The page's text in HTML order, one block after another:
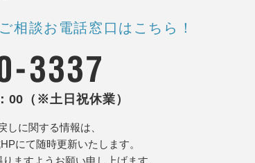
ご相談お電話窓口はこちら！
00（※土日祝休業）
しに関する情報は、
にて随時更新いたします。